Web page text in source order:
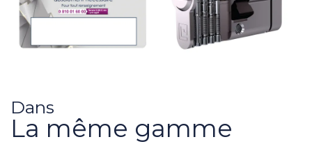
Dans
La même gamme